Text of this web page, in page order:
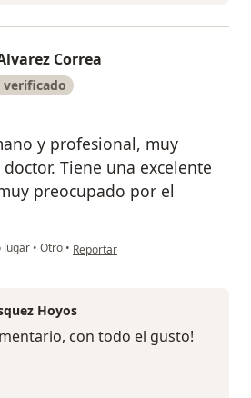
Correa
y profesional, muy
Tiene una excelente
preocupado por el
lugar • Otro • en opinión del usuario Martha
Reportar
Hoyos
con todo el gusto!